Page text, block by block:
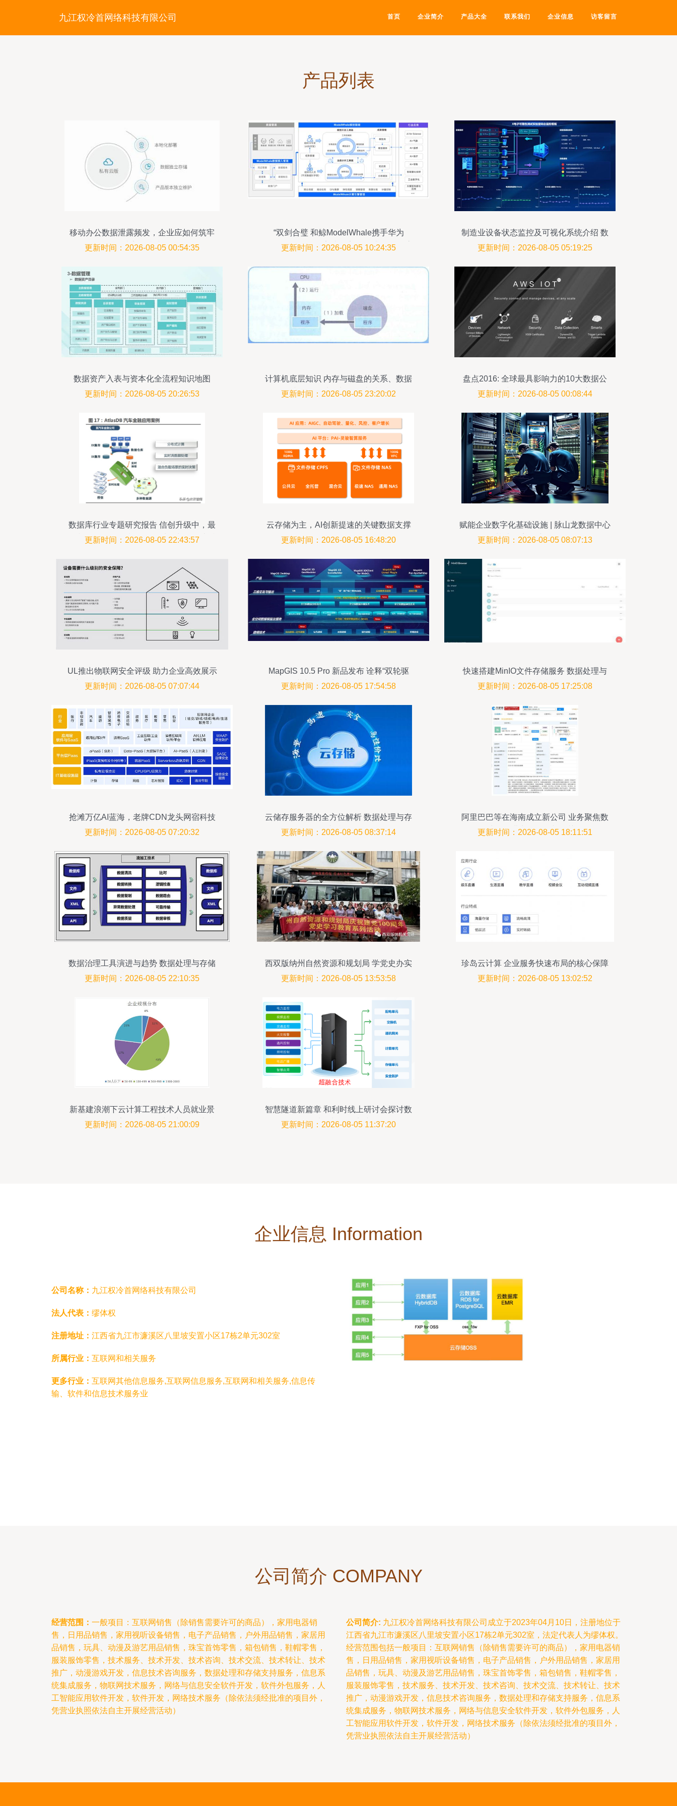
九江权冷首网络科技有限公司 首页 企业简介 产品大全 联系我们 企业信息 访客留言
产品列表
移动办公数据泄露频发，企业应如何筑牢
终端安全防线？
更新时间：2026-08-05 00:54:35
“双剑合璧 和鲸ModelWhale携手华为
OceanStor 2910完成兼容性测试”，赋能高
更新时间：2026-08-05 10:24:35
制造业设备状态监控及可视化系统介绍 数
据处理和存储支持服务
更新时间：2026-08-05 05:19:25
数据资产入表与资本化全流程知识地图
更新时间：2026-08-05 20:26:53
计算机底层知识 内存与磁盘的关系、数据
压缩及数据处理与存储支持服务
更新时间：2026-08-05 23:20:02
盘点2016: 全球最具影响力的10大数据公
司在数据处理与存储领域的制胜之道
更新时间：2026-08-05 00:08:44
数据库行业专题研究报告 信创升级中，最
有弹性的细分领域 — 数据处理与存储支持
更新时间：2026-08-05 22:43:57
云存储为主，AI创新提速的关键数据支撑
更新时间：2026-08-05 16:48:20
赋能企业数字化基础设施 | 脉山龙数据中心
基础环境运维服务解析
更新时间：2026-08-05 08:07:13
UL推出物联网安全评级 助力企业高效展示
产品安全性并优化数据处理与存储支持
更新时间：2026-08-05 07:07:44
MapGIS 10.5 Pro 新品发布 诠释“双轮驱
动”，革新数据处理与存储支持服务
更新时间：2026-08-05 17:54:58
快速搭建MinIO文件存储服务 数据处理与
存储支持指南
更新时间：2026-08-05 17:25:08
抢滩万亿AI蓝海，老牌CDN龙头网宿科技
凭什么？
更新时间：2026-08-05 07:20:32
云储存服务器的全方位解析 数据处理与存
储支持服务
更新时间：2026-08-05 08:37:14
阿里巴巴等在海南成立新公司 业务聚焦数
据处理、进出口代理与报关服务
更新时间：2026-08-05 18:11:51
数据治理工具演进与趋势 数据处理与存储
支持服务深度解析
更新时间：2026-08-05 22:10:35
西双版纳州自然资源和规划局 学党史办实
事 义务献血践于行
更新时间：2026-08-05 13:53:58
珍岛云计算 企业服务快速布局的核心保障
更新时间：2026-08-05 13:02:52
新基建浪潮下云计算工程技术人员就业景
气现状分析报告 聚焦数据处理与存储支持
更新时间：2026-08-05 21:00:09
智慧隧道新篇章 和利时线上研讨会探讨数
据处理与存储实践
更新时间：2026-08-05 11:37:20
企业信息 Information
公司名称： 九江权冷首网络科技有限公司
法人代表： 缪体权
注册地址： 江西省九江市濂溪区八里坡安置小区17栋2单元302室
所属行业： 互联网和相关服务
更多行业： 互联网其他信息服务,互联网信息服务,互联网和相关服务,信息传
输、软件和信息技术服务业
公司简介 COMPANY
经营范围： 一般项目：互联网销售（除销售需要许可的商品），家用电器销
售，日用品销售，家用视听设备销售，电子产品销售，户外用品销售，家居用
品销售，玩具、动漫及游艺用品销售，珠宝首饰零售，箱包销售，鞋帽零售，
服装服饰零售，技术服务、技术开发、技术咨询、技术交流、技术转让、技术
推广，动漫游戏开发，信息技术咨询服务，数据处理和存储支持服务，信息系
统集成服务，物联网技术服务，网络与信息安全软件开发，软件外包服务，人
工智能应用软件开发，软件开发，网络技术服务（除依法须经批准的项目外，
凭营业执照依法自主开展经营活动）
公司简介: 九江权冷首网络科技有限公司成立于2023年04月10日，注册地位于
江西省九江市濂溪区八里坡安置小区17栋2单元302室，法定代表人为缪体权。
经营范围包括一般项目：互联网销售（除销售需要许可的商品），家用电器销
售，日用品销售，家用视听设备销售，电子产品销售，户外用品销售，家居用
品销售，玩具、动漫及游艺用品销售，珠宝首饰零售，箱包销售，鞋帽零售，
服装服饰零售，技术服务、技术开发、技术咨询、技术交流、技术转让、技术
推广，动漫游戏开发，信息技术咨询服务，数据处理和存储支持服务，信息系
统集成服务，物联网技术服务，网络与信息安全软件开发，软件外包服务，人
工智能应用软件开发，软件开发，网络技术服务（除依法须经批准的项目外，
凭营业执照依法自主开展经营活动）